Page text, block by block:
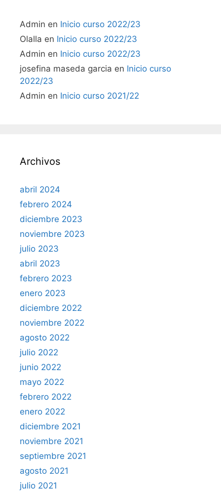
Admin en Inicio curso 2022/23
Olalla en Inicio curso 2022/23
Admin en Inicio curso 2022/23
josefina maseda garcia en Inicio curso
2022/23
Admin en Inicio curso 2021/22
Archivos
abril 2024
febrero 2024
diciembre 2023
noviembre 2023
julio 2023
abril 2023
febrero 2023
enero 2023
diciembre 2022
noviembre 2022
agosto 2022
julio 2022
junio 2022
mayo 2022
febrero 2022
enero 2022
diciembre 2021
noviembre 2021
septiembre 2021
agosto 2021
julio 2021